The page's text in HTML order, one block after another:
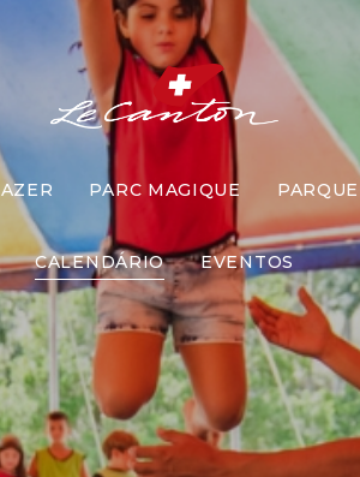
PARC MAGIQUE
CALENDÁRIO EVENTOS
de